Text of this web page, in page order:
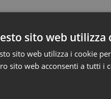
l’Oms,
a una maggiore
avanzamento della società”.
sito web utilizza
sito web utilizza i cookie
sito web acconsenti a tutti i